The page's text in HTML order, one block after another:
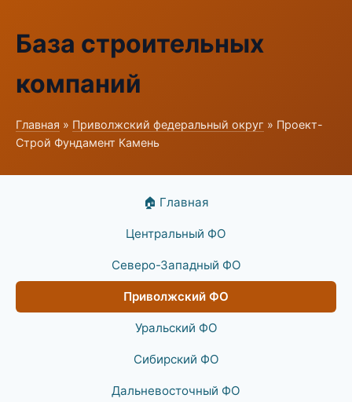
База строительных
компаний
Главная » Приволжский федеральный округ » Проект-
Строй Фундамент Камень
🏠 Главная
Центральный ФО
Северо-Западный ФО
Приволжский ФО
Уральский ФО
Сибирский ФО
Дальневосточный ФО